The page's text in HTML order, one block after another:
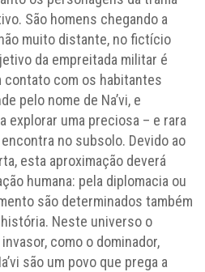
São homens chegando a
muito distante, no fictício
da empreitada militar é
com os habitantes
pelo nome de Na’vi, e
explorar uma preciosa – e rara
no subsolo. Devido ao
esta aproximação deverá
humana: pela diplomacia ou
são determinados também
Neste universo o
como o dominador,
são um povo que prega a